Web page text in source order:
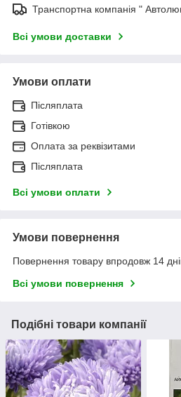
Транспортна компанія "
Всі умови доставки
Умови оплати
Післяплата
Готівкою
Оплата за реквізитами
Післяплата
Всі умови оплати
Умови повернення
Повернення товару впродовж 14
Всі умови повернення
Подібні товари компанії